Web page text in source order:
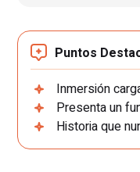
Puntos
Inmersión
Presenta un
Historia que